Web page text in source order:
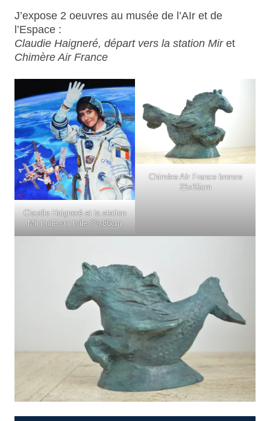
J’expose 2 oeuvres au musée de l’AIr et de
l’Espace :
Claudie Haigneré, départ vers la station Mir et
Chimère Air France
Claudie Haigneré et la station
Mir huile sur toile 80x80cm
Chimère AIr France bronze
21x15cm